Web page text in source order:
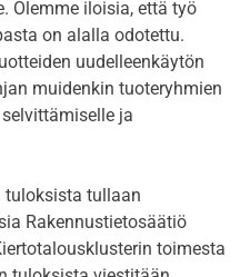
Olemme iloisia, että työ
on alalla odotettu.
uudelleenkäytön
muidenkin tuoteryhmien
ja
tuloksista tullaan
Rakennustietosäätiö
toimesta